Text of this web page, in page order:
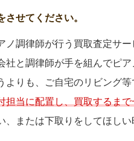
せてください。
調律師が行う買取査定サー
社と調律師が手を組んでピ
よりも、ご自宅のリビング
当に配置し、買取するまで
、または下取りをしてほし